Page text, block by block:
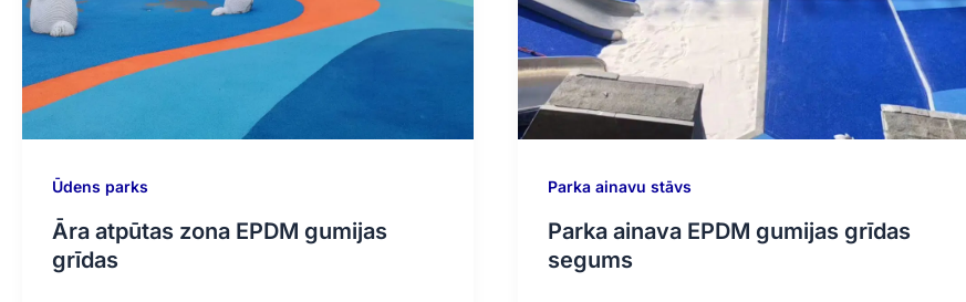
Ūdens parks
Āra atpūtas zona EPDM gumijas
grīdas
Parka ainavu stāvs
Parka ainava EPDM gumijas grīdas
segums